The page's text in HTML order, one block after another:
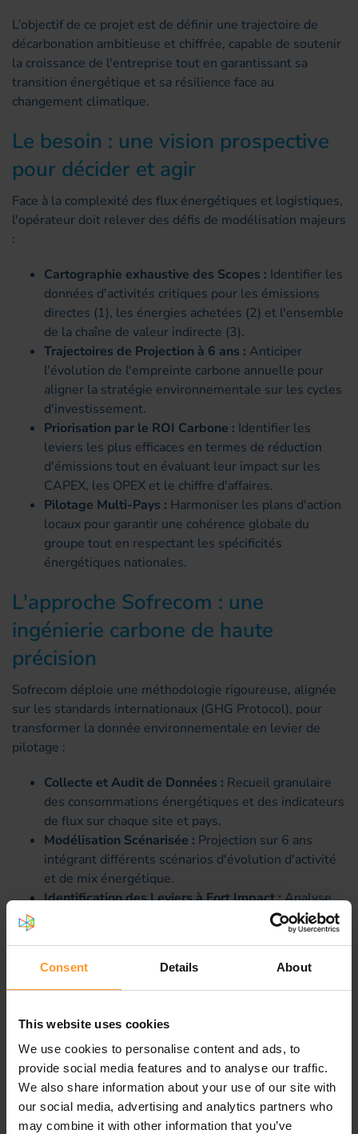
Consent Details About
This website uses cookies
We use cookies to personalise content and ads, to
provide social media features and to analyse our traffic.
We also share information about your use of our site with
our social media, advertising and analytics partners who
may combine it with other information that you’ve
L’objectif de ce projet est de définir une trajectoire de
décarbonation ambitieuse et chiffrée, capable de soutenir
la croissance de l'entreprise tout en garantissant sa
transition énergétique et sa résilience face au
changement climatique.
Le besoin : une vision prospective
pour décider et agir
Face à la complexité des flux énergétiques et logistiques,
l'opérateur doit relever des défis de modélisation majeurs
:
Cartographie exhaustive des Scopes : Identifier les
données d'activités critiques pour les émissions
directes (1), les énergies achetées (2) et l'ensemble
de la chaîne de valeur indirecte (3).
Trajectoires de Projection à 6 ans : Anticiper
l'évolution de l'empreinte carbone annuelle pour
aligner la stratégie environnementale sur les cycles
d'investissement.
Priorisation par le ROI Carbone : Identifier les
leviers les plus efficaces en termes de réduction
d'émissions tout en évaluant leur impact sur les
CAPEX, les OPEX et le chiffre d'affaires.
Pilotage Multi-Pays : Harmoniser les plans d'action
locaux pour garantir une cohérence globale du
groupe tout en respectant les spécificités
énergétiques nationales.
L'approche Sofrecom : une
ingénierie carbone de haute
précision
Sofrecom déploie une méthodologie rigoureuse, alignée
sur les standards internationaux (GHG Protocol), pour
transformer la donnée environnementale en levier de
pilotage :
Collecte et Audit de Données : Recueil granulaire
des consommations énergétiques et des indicateurs
de flux sur chaque site et pays.
Modélisation Scénarisée : Projection sur 6 ans
intégrant différents scénarios d'évolution d'activité
et de mix énergétique.
Identification des Leviers à Fort Impact :Analyse
ciblée de l'efficacité énergétique des réseaux, du
déploiement des énergies renouvelables et de
Quantification et Business Case :
Évaluation précise
des gains en équivalent carbone ($CO_2e$) corrélée
proposée.
Comparatif : de la conformité subie
au pilotage stratégique